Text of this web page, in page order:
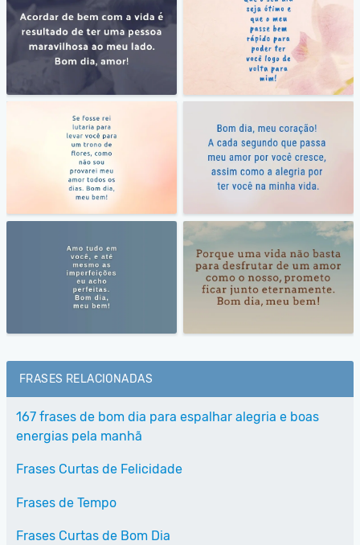
FRASES RELACIONADAS
167 frases de bom dia para espalhar alegria e boas
energias pela manhã
Frases Curtas de Felicidade
Frases de Tempo
Frases Curtas de Bom Dia